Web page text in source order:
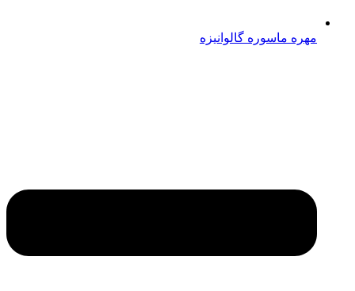
مهره ماسوره گالوانیزه